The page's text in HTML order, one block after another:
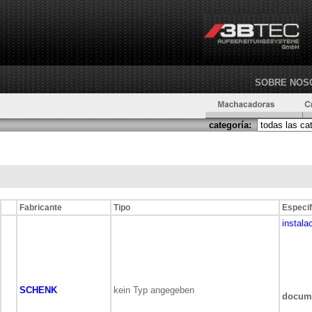
SOBRE
categoría:
Fabricante Tipo
SCHENK kein Typ angegeben